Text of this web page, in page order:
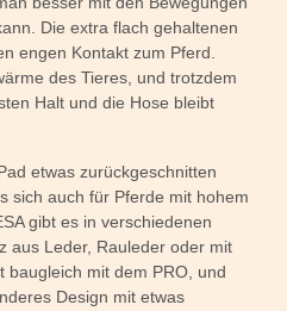
Die extra flach gehaltenen
engen Kontakt zum Pferd.
des Tieres, und trotzdem
Halt und die Hose bleibt
etwas zurückgeschnitten
sich auch für Pferde mit hohem
gibt es in verschiedenen
aus Leder, Rauleder oder mit
baugleich mit dem PRO, und
Design mit etwas